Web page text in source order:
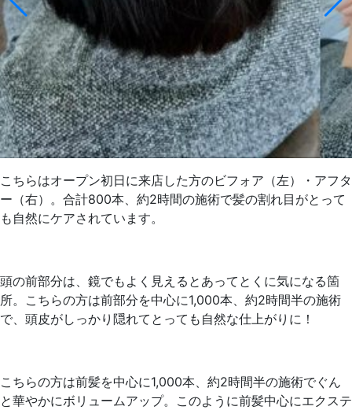
こちらはオープン初日に来店した方のビフォア（左）・アフタ
ー（右）。合計800本、約2時間の施術で髪の割れ目がとって
も自然にケアされています。
頭の前部分は、鏡でもよく見えるとあってとくに気になる箇
所。こちらの方は前部分を中心に1,000本、約2時間半の施術
で、頭皮がしっかり隠れてとっても自然な仕上がりに！
こちらの方は前髪を中心に1,000本、約2時間半の施術でぐん
と華やかにボリュームアップ。このように前髪中心にエクステ